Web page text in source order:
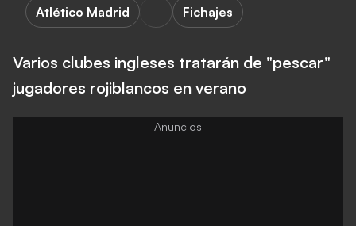
Atlético Madrid Fichajes
Varios clubes ingleses tratarán de "pescar"
jugadores rojiblancos en verano